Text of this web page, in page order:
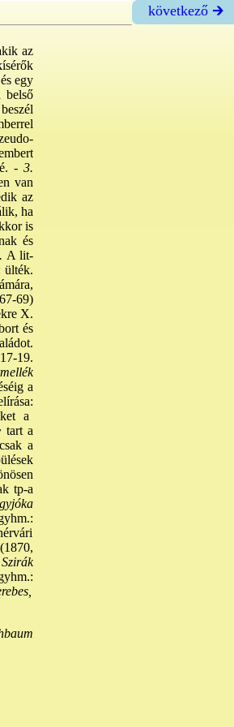
következő 🡲
az
egy
belső
- 3.
van
az
ha
is
és
A lit-
ülték.
69)
X.
és
19.
a
a
tart a
a
tp-a
Szirák